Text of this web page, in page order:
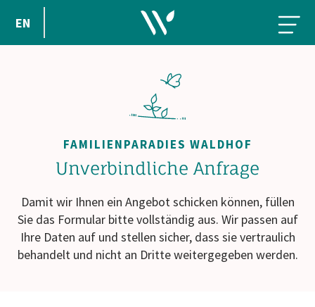
EN
FAMILIENPARADIES WALDHOF
Unverbindliche Anfrage
Damit wir Ihnen ein Angebot schicken können, füllen
Sie das Formular bitte vollständig aus. Wir passen auf
Ihre Daten auf und stellen sicher, dass sie vertraulich
behandelt und nicht an Dritte weitergegeben werden.